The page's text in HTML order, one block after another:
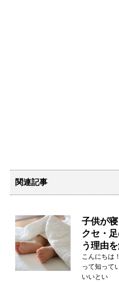
関連記事
子供が
クセ・
う理由を
こんにちは
って知って
いいとい